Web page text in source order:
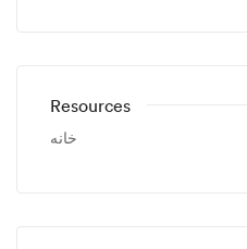
Resources
خانه